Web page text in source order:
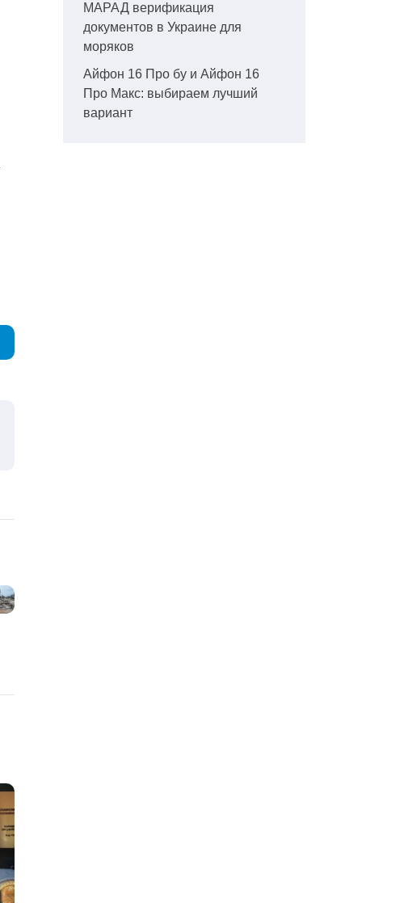
МАРАД верификация
документов в Украине для
моряков
Айфон 16 Про бу и Айфон 16
Про Макс: выбираем лучший
вариант